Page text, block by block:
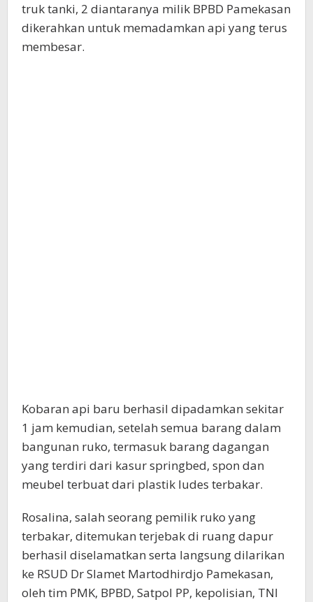
truk tanki, 2 diantaranya milik BPBD Pamekasan
dikerahkan untuk memadamkan api yang terus
membesar.
Kobaran api baru berhasil dipadamkan sekitar
1 jam kemudian, setelah semua barang dalam
bangunan ruko, termasuk barang dagangan
yang terdiri dari kasur springbed, spon dan
meubel terbuat dari plastik ludes terbakar.
Rosalina, salah seorang pemilik ruko yang
terbakar, ditemukan terjebak di ruang dapur
berhasil diselamatkan serta langsung dilarikan
ke RSUD Dr Slamet Martodhirdjo Pamekasan,
oleh tim PMK, BPBD, Satpol PP, kepolisian, TNI